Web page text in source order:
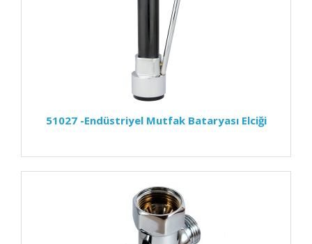
51027 -Endüstriyel Mutfak Bataryası Elciği